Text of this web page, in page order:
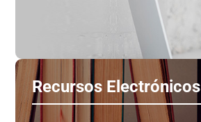
Recursos Electrónicos